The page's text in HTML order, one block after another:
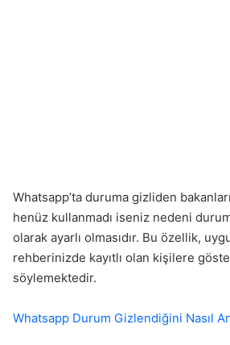
Whatsapp’ta duruma gizliden
henüz kullanmadı iseniz nedeni
olarak ayarlı olmasıdır. Bu özellik,
rehberinizde kayıtlı olan kişilere
söylemektedir.
Whatsapp Durum Gizlendiğini Nasıl